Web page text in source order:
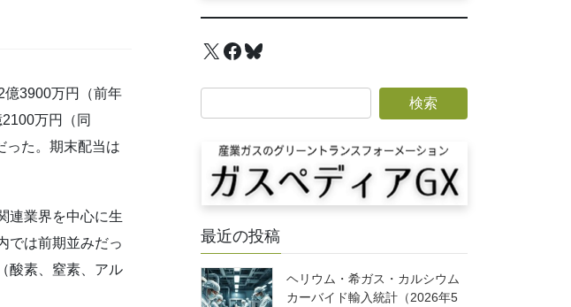
3900万円（前年
万円（同
った。期末配当は
連業界を中心に生
では前期並みだっ
酸素、窒素、アル
X Facebook
Bluesky
最近の投稿
ヘリウム・希ガス・カルシウム
カーバイド輸入統計（2026年5